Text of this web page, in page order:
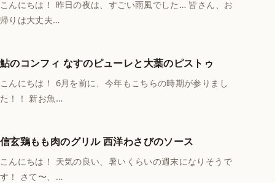
こんにちは！ 昨日の夜は、すごい雨風でした… 皆さん、お
帰りは大丈夫…
鮎のコンフィ なすのピューレと大葉のピストゥ
こんにちは！ 6月を前に、今年もこちらの時期が参りまし
た！！ 新お魚…
信玄鶏もも肉のグリル 西洋わさびのソース
こんにちは！ 天気の良い、暑いくらいの週末になりそうで
す！ さて〜、…